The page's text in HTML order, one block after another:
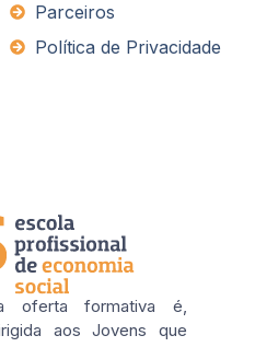
oferta formativa é,
aos Jovens que
Parceiros
Política de Privacidade